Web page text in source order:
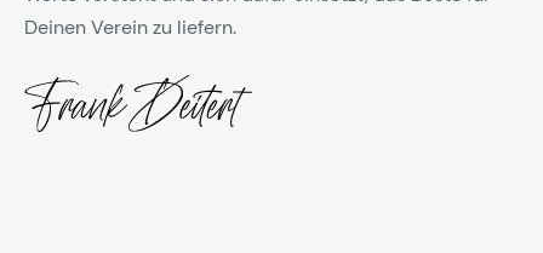
Deinen Verein zu liefern.